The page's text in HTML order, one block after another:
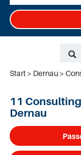
Start
Dernau
11
Dernau